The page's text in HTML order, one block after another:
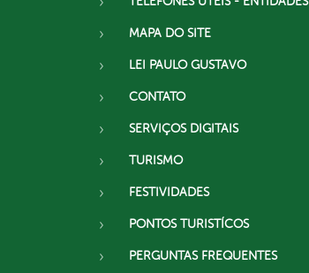
MAPA DO SITE
LEI PAULO GUSTAVO
CONTATO
SERVIÇOS DIGITAIS
TURISMO
FESTIVIDADES
PONTOS TURISTÍCOS
PERGUNTAS FREQUENTES